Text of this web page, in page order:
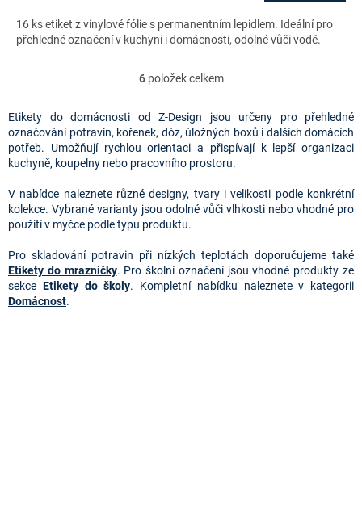
16 ks etiket z vinylové fólie s permanentním lepidlem. Ideální pro
přehledné označení v kuchyni i domácnosti, odolné vůči vodě.
O
l
á
d
a
í
p
r
k
y
v
i
6položek celkem
Etikety do domácnosti od Z-Design jsou určeny pro přehledné
označování potravin, kořenek, dóz, úložných boxů i dalších domácích
potřeb. Umožňují rychlou orientaci a přispívají k lepší organizaci
kuchyně, koupelny nebo pracovního prostoru.
V nabídce naleznete různé designy, tvary i velikosti podle konkrétní
kolekce. Vybrané varianty jsou odolné vůči vlhkosti nebo vhodné pro
použití v myčce podle typu produktu.
Pro skladování potravin při nízkých teplotách doporučujeme také
Etikety do mrazničky. Pro školní označení jsou vhodné produkty ze
sekce Etikety do školy. Kompletní nabídku naleznete v kategorii
Domácnost.